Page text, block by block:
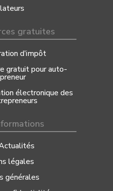
gratuites
d’impôt
gratuit pour auto-
électronique des
légales
générales